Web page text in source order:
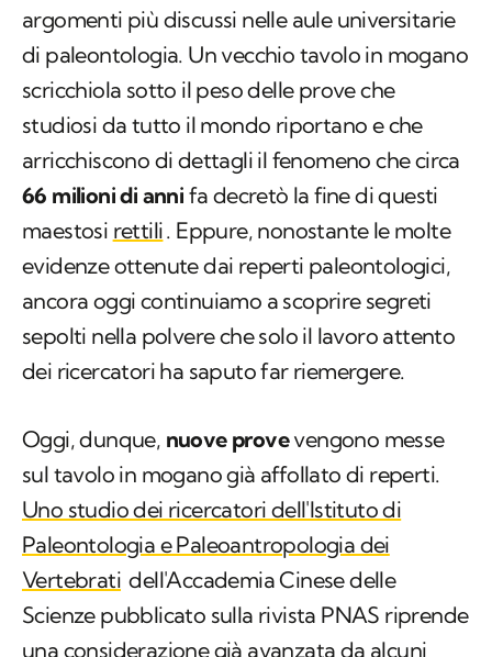
argomenti più discussi nelle aule universitarie
di paleontologia. Un vecchio tavolo in mogano
scricchiola sotto il peso delle prove che
studiosi da tutto il mondo riportano e che
arricchiscono di dettagli il fenomeno che circa
66 milioni di anni fa decretò la fine di questi
maestosi rettili. Eppure, nonostante le molte
evidenze ottenute dai reperti paleontologici,
ancora oggi continuiamo a scoprire segreti
sepolti nella polvere che solo il lavoro attento
dei ricercatori ha saputo far riemergere.
Oggi, dunque,nuove provevengono messe
sul tavolo in mogano già affollato di reperti.
Uno studio dei ricercatori dell'Istituto di
Paleontologia e Paleoantropologia dei
Vertebrati dell'Accademia Cinese delle
Scienze pubblicato sulla rivista PNAS riprende